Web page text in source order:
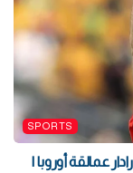
SPORTS
عرب على رادار عمالقة أوروبا |